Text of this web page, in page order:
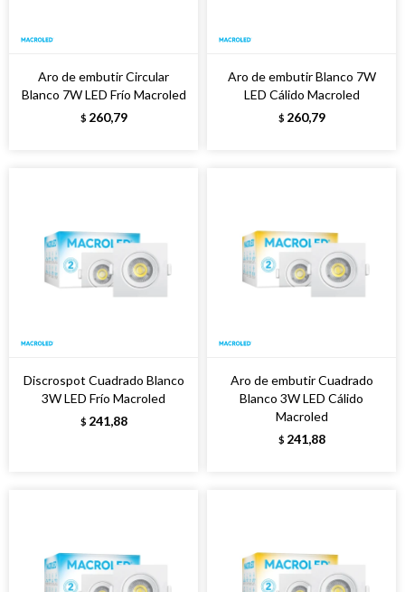
Aro de embutir Circular
Blanco 7W LED Frío Macroled
$ 260,79
Aro de embutir Blanco 7W
LED Cálido Macroled
$ 260,79
Discrospot Cuadrado Blanco
3W LED Frío Macroled
$ 241,88
Aro de embutir Cuadrado
Blanco 3W LED Cálido
Macroled
$ 241,88